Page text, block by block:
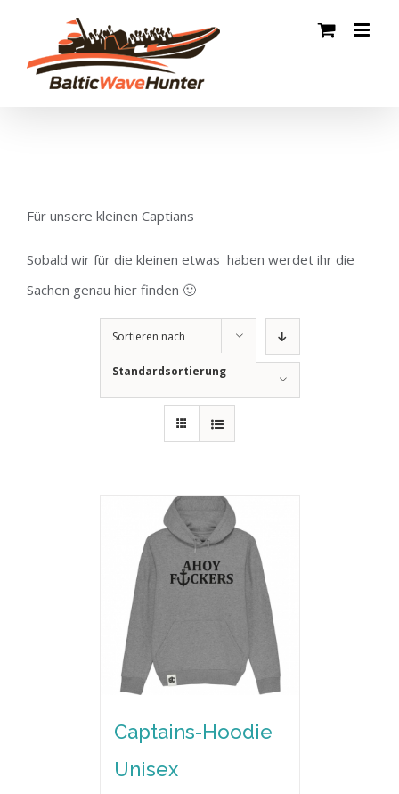
springen
Für unsere kleinen Captians
Sobald wir für die kleinen etwas haben werdet ihr die
Sachen genau hier finden 🙂
Sortieren nach
Standardsortierung
Zeige12 Produkte
Captains-Hoodie
Unisex